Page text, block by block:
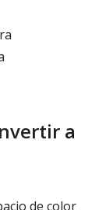
a
de color